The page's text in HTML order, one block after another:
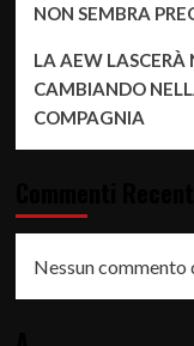
NON SEMBRA
LA AEW LASCERÀ
CAMBIANDO
COMPAGNIA
Nessun commento